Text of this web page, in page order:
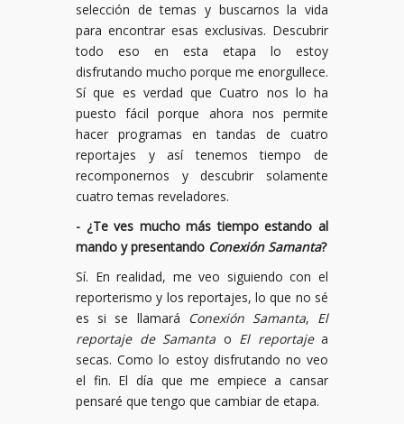
selección de temas y buscarnos la vida
para encontrar esas exclusivas. Descubrir
todo eso en esta etapa lo estoy
disfrutando mucho porque me enorgullece.
Sí que es verdad que Cuatro nos lo ha
puesto fácil porque ahora nos permite
hacer programas en tandas de cuatro
reportajes y así tenemos tiempo de
recomponernos y descubrir solamente
cuatro temas reveladores.
- ¿Te ves mucho más tiempo estando al
mando y presentando Conexión Samanta?
Sí. En realidad, me veo siguiendo con el
reporterismo y los reportajes, lo que no sé
es si se llamará
Conexión Samanta, El
reportaje de Samanta o El reportajea
secas. Como lo estoy disfrutando no veo
el fin. El día que me empiece a cansar
pensaré que tengo que cambiar de etapa.